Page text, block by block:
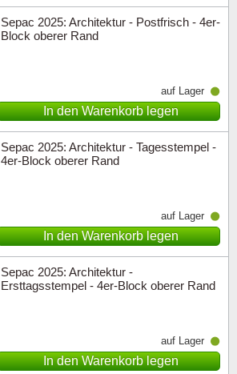
Sepac 2025: Architektur - Postfrisch - 4er-
Block oberer Rand
auf Lager
In den Warenkorb legen
Sepac 2025: Architektur - Tagesstempel -
4er-Block oberer Rand
auf Lager
In den Warenkorb legen
Sepac 2025: Architektur -
Ersttagsstempel - 4er-Block oberer Rand
auf Lager
In den Warenkorb legen